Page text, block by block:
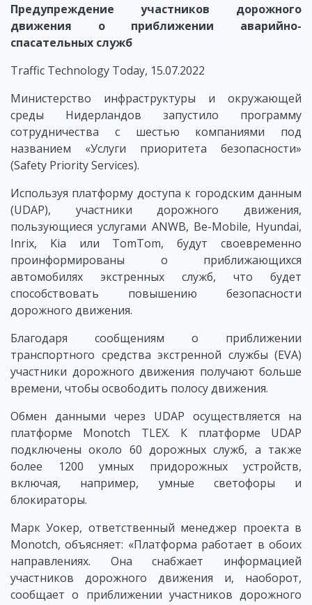
Предупреждение участников дорожного
движения о приближении аварийно-
спасательных служб
Traffic Technology Today, 15.07.2022
Министерство инфраструктуры и окружающей
среды Нидерландов запустило программу
сотрудничества с шестью компаниями под
названием «Услуги приоритета безопасности»
(Safety Priority Services).
Используя платформу доступа к городским данным
(UDAP), участники дорожного движения,
пользующиеся услугами ANWB, Be-Mobile, Hyundai,
Inrix, Kia или TomTom, будут своевременно
проинформированы о приближающихся
автомобилях экстренных служб, что будет
способствовать повышению безопасности
дорожного движения.
Благодаря сообщениям о приближении
транспортного средства экстренной службы (EVA)
участники дорожного движения получают больше
времени, чтобы освободить полосу движения.
Обмен данными через UDAP осуществляется на
платформе Monotch TLEX. К платформе UDAP
подключены около 60 дорожных служб, а также
более 1200 умных придорожных устройств,
включая, например, умные светофоры и
блокираторы.
Марк Уокер, ответственный менеджер проекта в
Monotch, объясняет: «Платформа работает в обоих
направлениях. Она снабжает информацией
участников дорожного движения и, наоборот,
сообщает о приближении участников дорожного